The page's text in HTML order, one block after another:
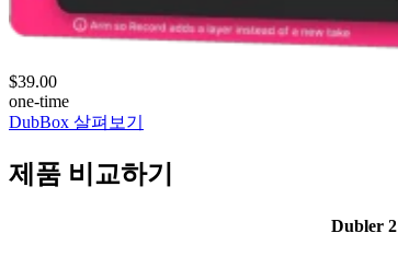
$39.00
one-time
DubBox 살펴보기
제품 비교하기
Dubler 2